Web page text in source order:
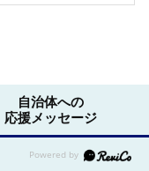
自治体への
応援メッセージ